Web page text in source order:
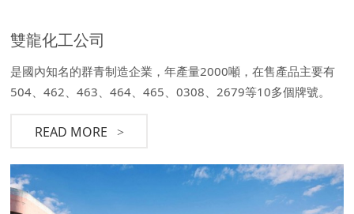
雙龍化工公司
是國內知名的群青制造企業，年產量2000噸，在售產品主要有
504、462、463、464、465、0308、2679等10多個牌號。
READ MORE >